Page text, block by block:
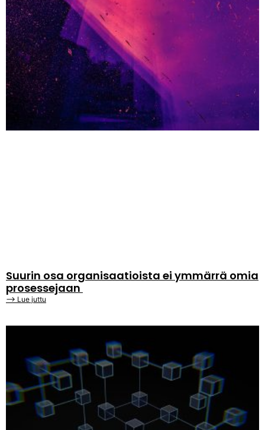
Suurin osa organisaatioista ei ymmärrä omia
prosessejaan
⟶ Lue juttu